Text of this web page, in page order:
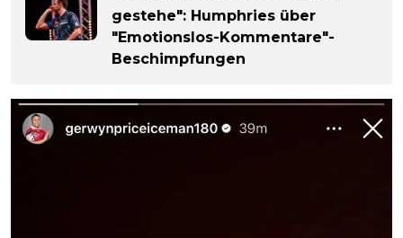
gestehe": Humphries über
"Emotionslos-Kommentare"-
Beschimpfungen